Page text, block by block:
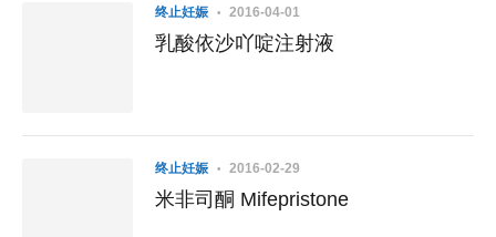
终止妊娠 2016-04-01
乳酸依沙吖啶注射液
终止妊娠 2016-02-29
米非司酮 Mifepristone